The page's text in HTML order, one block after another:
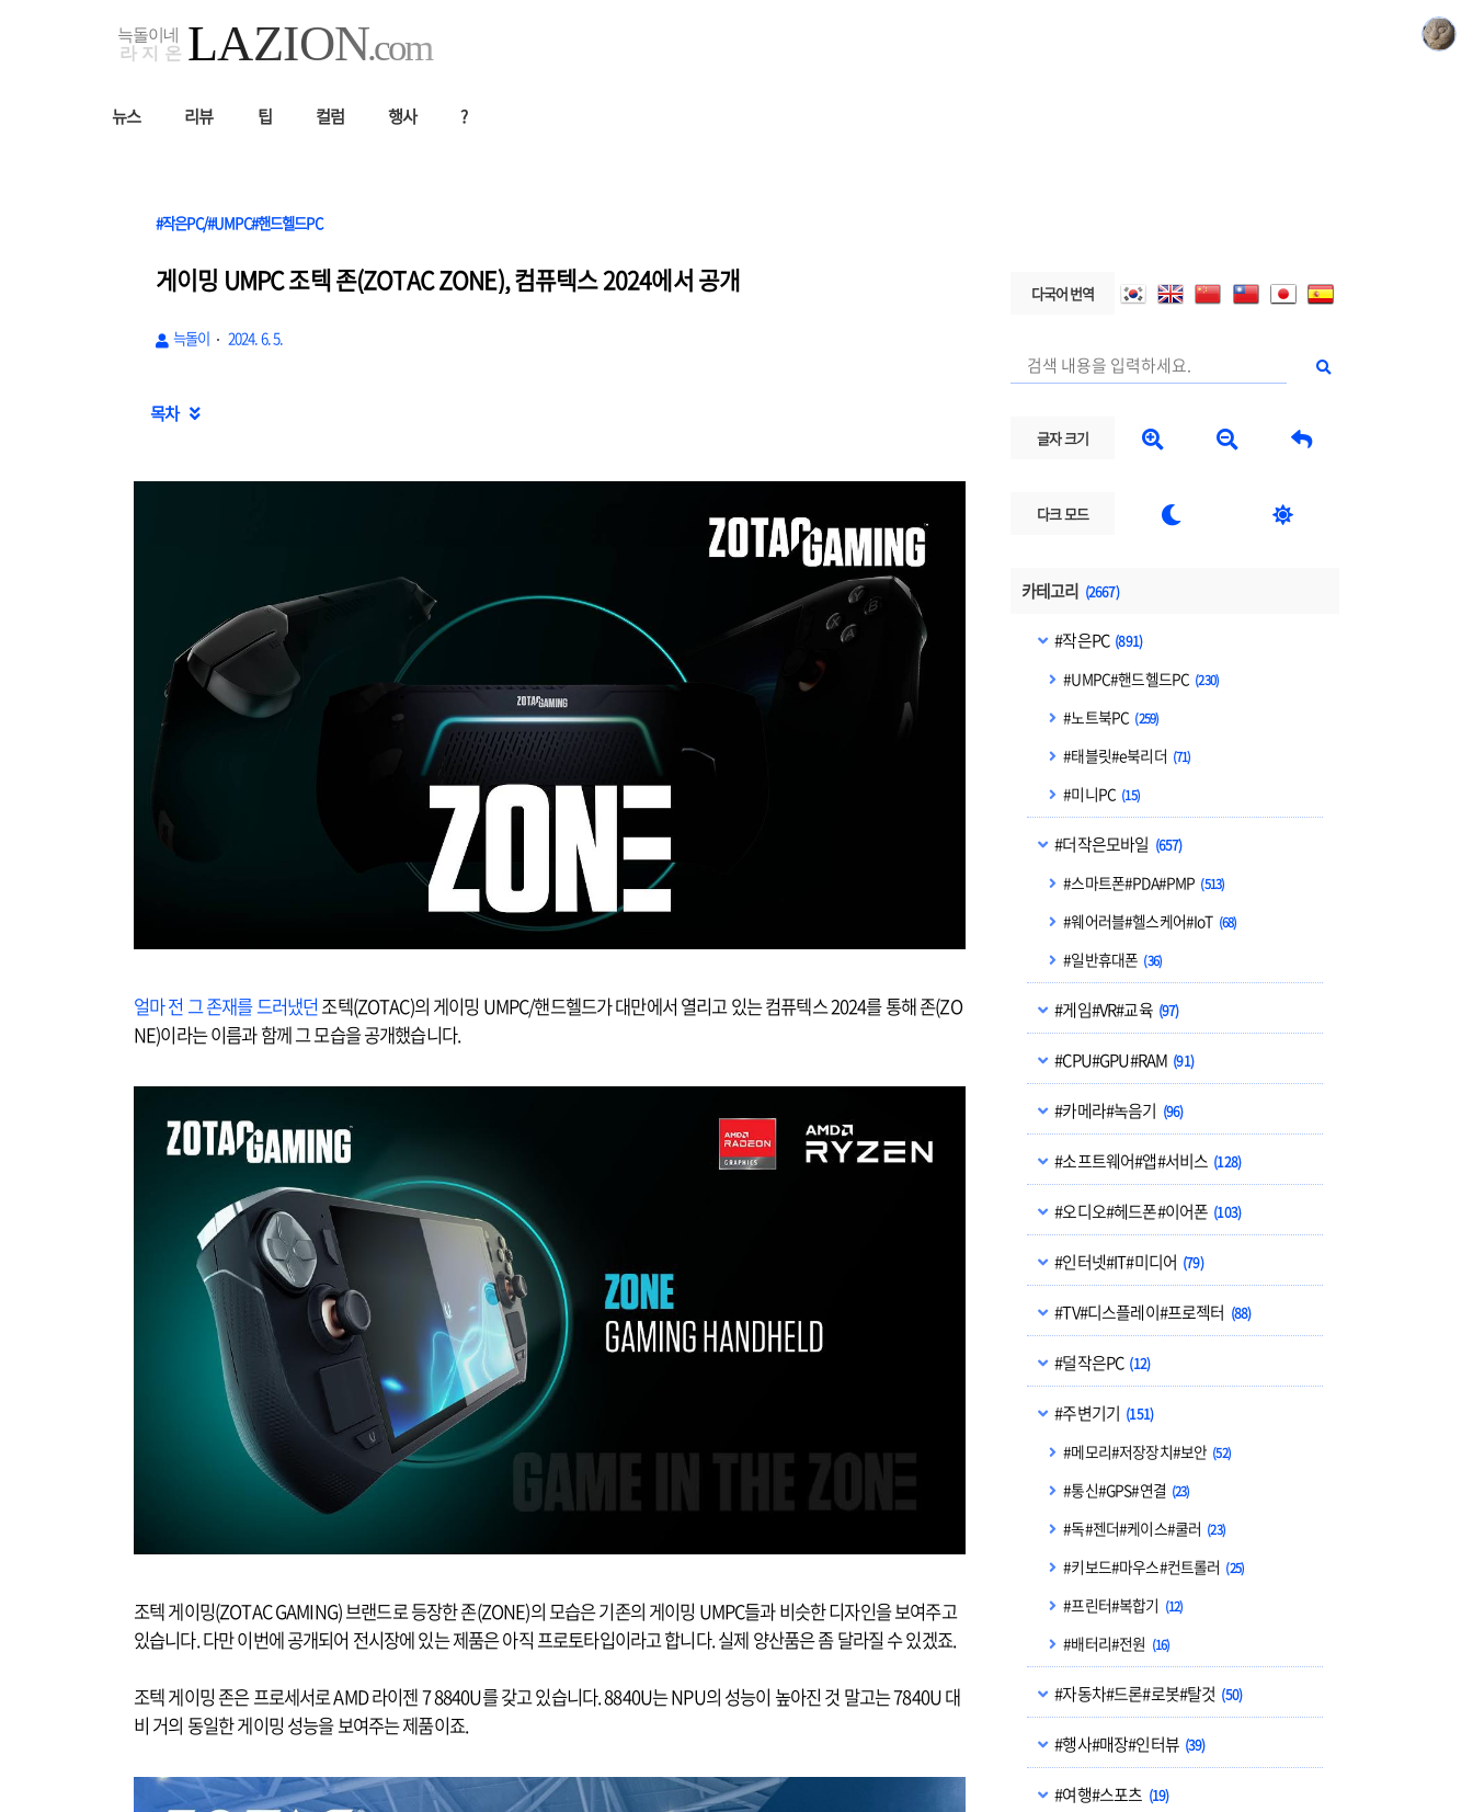
뉴스 리뷰 팁 컬럼 행사 ?
다국어 번역
글자 크기   
다크 모드  
카테고리 (2667)
#작은PC (891)
#UMPC#핸드헬드PC (230)
#노트북PC (259)
#태블릿#e북리더 (71)
#미니PC (15)
#더작은모바일 (657)
#스마트폰#PDA#PMP (513)
#웨어러블#헬스케어#IoT (68)
#일반휴대폰 (36)
#게임#VR#교육 (97)
#CPU#GPU#RAM (91)
#카메라#녹음기 (96)
#소프트웨어#앱#서비스 (128)
#오디오#헤드폰#이어폰 (103)
#인터넷#IT#미디어 (79)
#TV#디스플레이#프로젝터 (88)
#덜작은PC (12)
#주변기기 (151)
#메모리#저장장치#보안 (52)
#통신#GPS#연결 (23)
#독#젠더#케이스#쿨러 (23)
#키보드#마우스#컨트롤러 (25)
#프린터#복합기 (12)
#배터리#전원 (16)
#자동차#드론#로봇#탈것 (50)
#행사#매장#인터뷰 (39)
#여행#스포츠 (19)
#작은PC/#UMPC#핸드헬드PC
게이밍 UMPC 조텍 존(ZOTAC ZONE), 컴퓨텍스 2024에서 공개
늑돌이 2024. 6. 5.
목차 
얼마 전 그 존재를 드러냈던 조텍(ZOTAC)의 게이밍 UMPC/핸드헬드가 대만에서 열리고 있는 컴퓨텍스 2024를 통해 존(ZO
NE)이라는 이름과 함께 그 모습을 공개했습니다.
조텍 게이밍(ZOTAC GAMING) 브랜드로 등장한 존(ZONE)의 모습은 기존의 게이밍 UMPC들과 비슷한 디자인을 보여주고
있습니다. 다만 이번에 공개되어 전시장에 있는 제품은 아직 프로토타입이라고 합니다. 실제 양산품은 좀 달라질 수 있겠죠.
조텍 게이밍 존은 프로세서로 AMD 라이젠 7 8840U를 갖고 있습니다. 8840U는 NPU의 성능이 높아진 것 말고는 7840U 대
비 거의 동일한 게이밍 성능을 보여주는 제품이죠.